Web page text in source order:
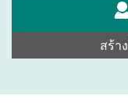
สร้า